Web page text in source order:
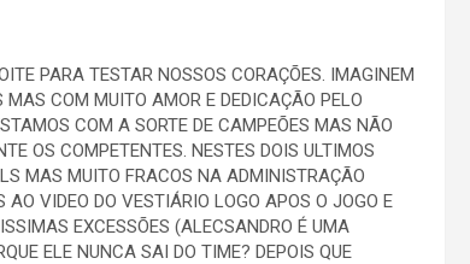
PARA TESTAR NOSSOS CORAÇÕES. IMAGINEM
COM MUITO AMOR E DEDICAÇÃO PELO
COM A SORTE DE CAMPEÕES MAS NÃO
OS COMPETENTES. NESTES DOIS ULTIMOS
MAS MUITO FRACOS NA ADMINISTRAÇÃO
VIDEO DO VESTIÁRIO LOGO APOS O JOGO E
EXCESSÕES (ALECSANDRO É UMA
ELE NUNCA SAI DO TIME? DEPOIS QUE